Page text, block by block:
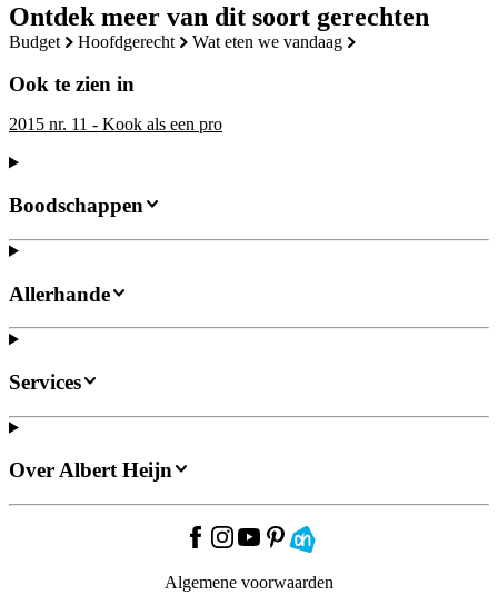
Ontdek meer van dit soort gerechten
budget hoofdgerecht wat eten we vandaag
Ook te zien in
2015 nr. 11 - Kook als een pro
Boodschappen
Allerhande
Services
Over Albert Heijn
Algemene voorwaarden